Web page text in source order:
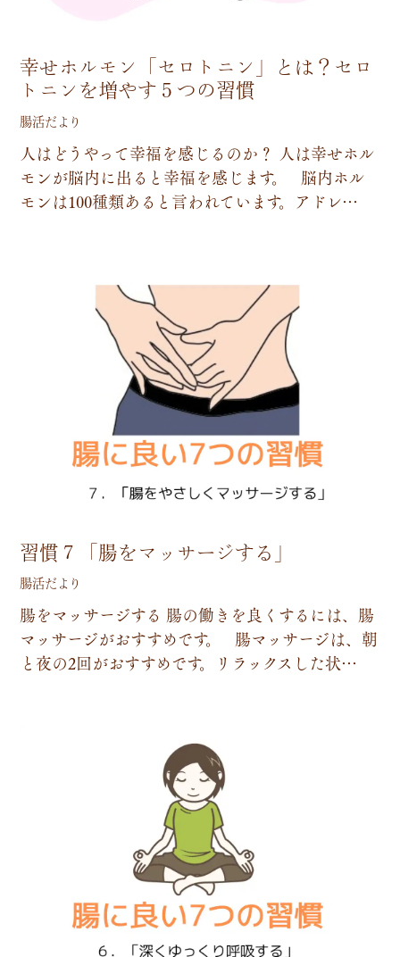
幸せホルモン「セロトニン」とは？セロ
トニンを増やす５つの習慣
腸活だより
人は ど う やっ て幸福を感 じ る のか ？ 人は幸せホル
モ ンが脳内に出 る と 幸福を感 じ ます。 脳内ホル
モ ンは100種類あ る と 言われてい ます。 ア ド レ…
習慣７「腸をマッサージする」
腸活だより
腸をマ ッ サージする 腸の働 き を良 く する に は、 腸
マ ッ サージがおすすめです。 腸マ ッ サージは、 朝
と 夜の2回がおすすめです。 リ ラ ッ クス した状…